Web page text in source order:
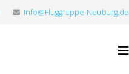
Info@Fluggruppe-Neuburg.de